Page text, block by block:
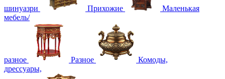
шинуазри Прихожие
Маленькая
мебель/
разное Разное
Комоды,
дрессуары,